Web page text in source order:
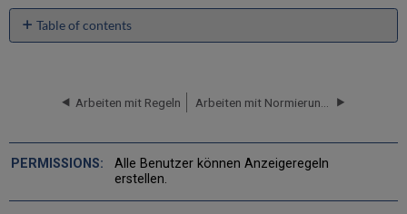
Table of contents
Testen
Anzeigeregeln
Anzeigeregeln
Arbeiten mit Regeln
Alle Benutzer können Anzeigeregeln
erstellen.